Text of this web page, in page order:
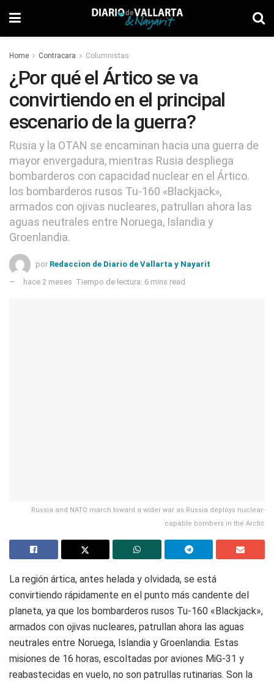
Home Contracara Columnistas
¿Por qué el Ártico se va
convirtiendo en el principal
escenario de la guerra?
Rusia y la OTAN se encaminan hacia una guerra de
mayor envergadura, mientras Rusia despliega
bombarderos con capacidad nuclear en el Ártico.
los bombarderos rusos Tu-160 «Blackjack»,
armados con ojivas nucleares, patrullan ahora las
aguas neutrales entre Noruega, Islandia y
Groenlandia.
por Redaccion de Diario de Vallarta y Nayarit
hace 2 meses Tiempo de lectura: 6 mins read
Russia and NATO march toward a wider war as Russia deploys nuclear-
capable bombers in the Arctic
La región ártica, antes helada y olvidada, se está
convirtiendo rápidamente en el punto más candente del
planeta, ya que los bombarderos rusos Tu-160 «Blackjack»,
armados con ojivas nucleares, patrullan ahora las aguas
neutrales entre Noruega, Islandia y Groenlandia. Estas
misiones de 16 horas, escoltadas por aviones MiG-31 y
reabastecidas en vuelo, no son patrullas rutinarias. Son la